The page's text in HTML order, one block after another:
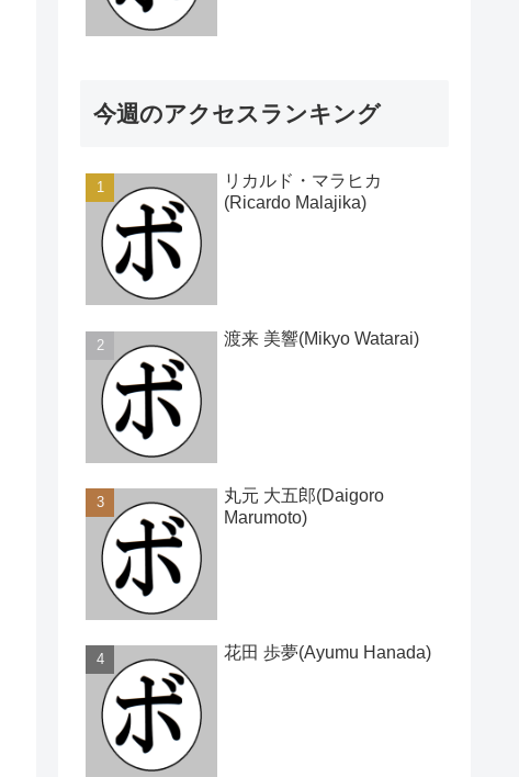
今週のアクセスランキング
リカルド・マラヒカ
(Ricardo Malajika)
渡来 美響(Mikyo Watarai)
丸元 大五郎(Daigoro
Marumoto)
花田 歩夢(Ayumu Hanada)